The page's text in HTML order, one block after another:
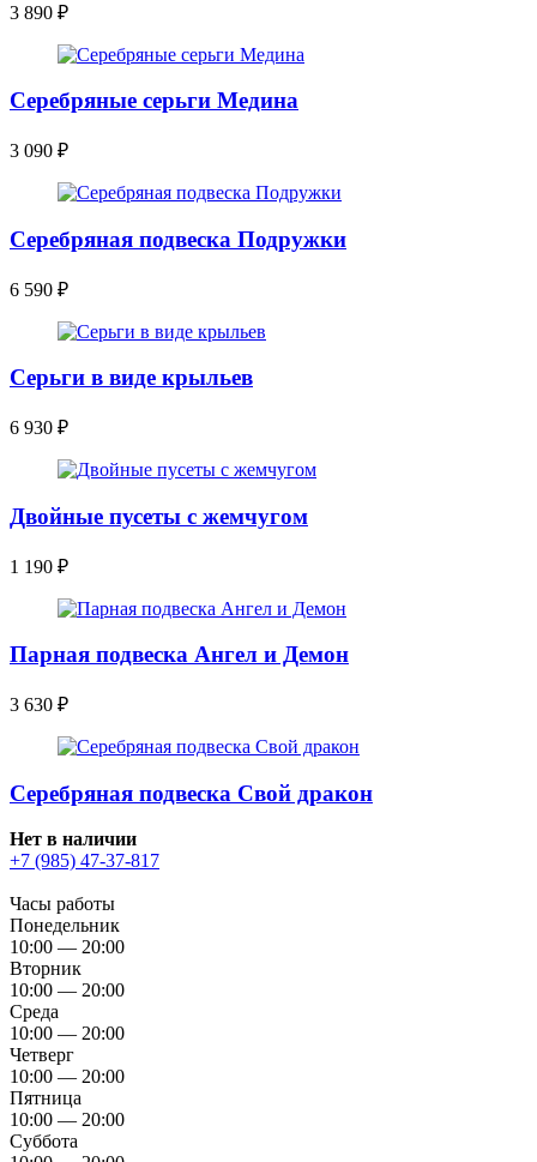
3 890 ₽
Серебряные серьги Медина
3 090 ₽
Серебряная подвеска Подружки
6 590 ₽
Серьги в виде крыльев
6 930 ₽
Двойные пусеты с жемчугом
1 190 ₽
Парная подвеска Ангел и Демон
3 630 ₽
Серебряная подвеска Свой дракон
Нет в наличии
+7 (985) 47-37-817
Часы работы
Понедельник
10:00 — 20:00
Вторник
10:00 — 20:00
Среда
10:00 — 20:00
Четверг
10:00 — 20:00
Пятница
10:00 — 20:00
Суббота